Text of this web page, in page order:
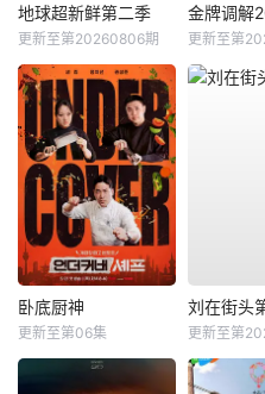
地球超新鲜第二季
更新至第20260806期
金牌调解
更新至第
卧底厨神
更新至第06集
刘在街头
更新至第